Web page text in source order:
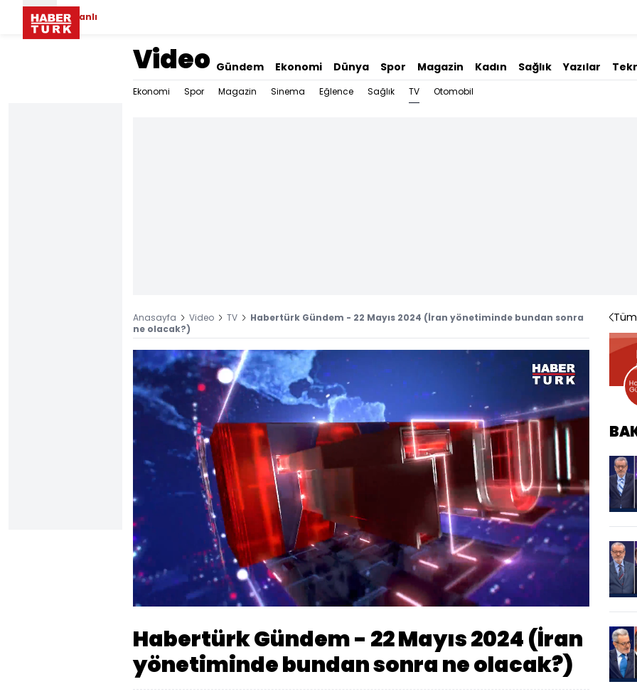
Canlı
Video Gündem Ekonomi Dünya Spor Magazin Kadın Sağlık Yazılar
Ekonomi Spor Magazin Sinema Eğlence Sağlık TV Otomobil
Anasayfa Video TV
Habertürk Gündem - 22 Mayıs 2024 (İran yönetiminde bundan sonra
ne olacak?)
Sesi
Yüklendi
0.38%
Hızı
Habertürk Gündem - 22 Mayıs 2024 (İran
yönetiminde bundan sonra ne olacak?)